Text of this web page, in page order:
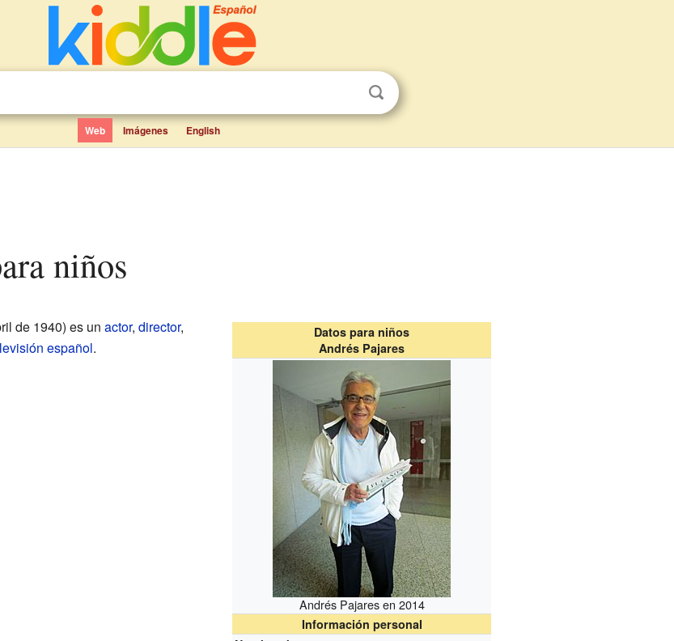
Web Imágenes English
niños
Datos para niños
Andrés Pajares
Andrés Pajares en 2014
Información personal
de 1940) es un actor, director,
español.